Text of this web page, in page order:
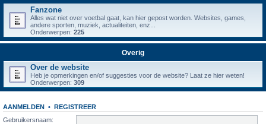
Fanzone
Alles wat niet over voetbal gaat, kan hier gepost worden. Websites, games,
andere sporten, muziek, actualiteiten, enz...
Onderwerpen: 225
Overig
Over de website
Heb je opmerkingen en/of suggesties voor de website? Laat ze hier weten!
Onderwerpen: 309
AANMELDEN • REGISTREER
Gebruikersnaam: